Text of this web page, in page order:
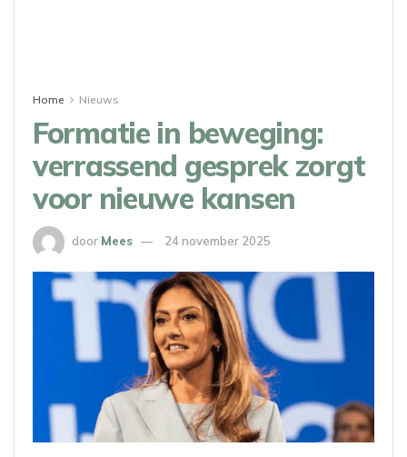
Home Nieuws
Formatie in beweging:
verrassend gesprek zorgt
voor nieuwe kansen
door Mees 24 november 2025